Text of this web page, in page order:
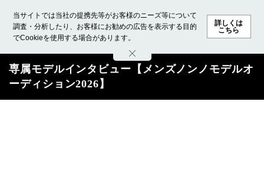
当サイトでは当社の提携先等がお客様のニーズ等について
調査・分析したり、お客様にお勧めの広告を表示する目的
でCookieを使用する場合があります。
詳しくは
こちら
ホーム モデル募集 ランキング ファッション ビューテ
専属モデルインタビュー【メンズノンノモデルオ
ーディション2026】